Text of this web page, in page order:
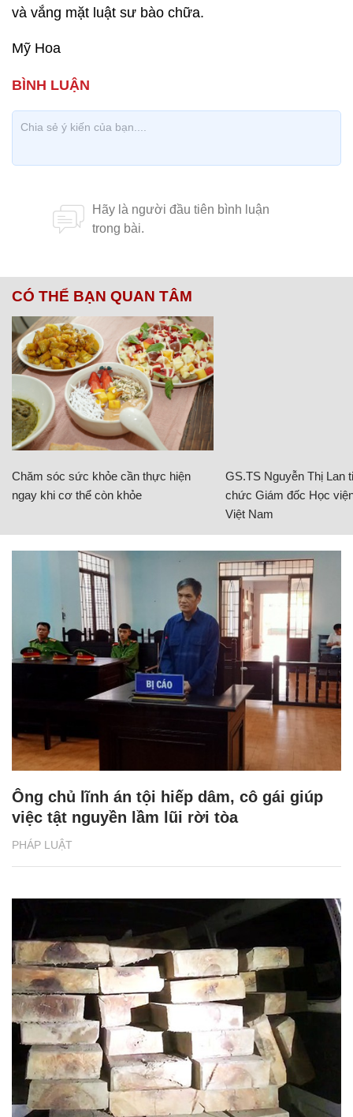
và vắng mặt luật sư bào chữa.
Mỹ Hoa
CÓ THỂ BẠN QUAN TÂM
Chăm sóc sức khỏe cần thực hiện
ngay khi cơ thể còn khỏe
GS.TS Nguyễn Thị Lan
chức Giám đốc Học
Việt Nam
PHÁP LUẬT
Ông chủ lĩnh án tội hiếp dâm, cô gái giúp
việc tật nguyền lầm lũi rời tòa